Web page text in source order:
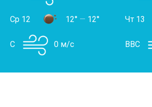
Ср 12 12° — 12°
С 0 м/с
Чт 13
ВВС